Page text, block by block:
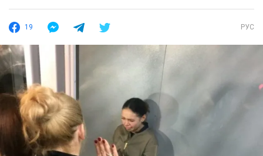
19 РУС